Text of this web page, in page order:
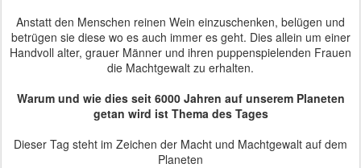
Anstatt den Menschen reinen Wein einzuschenken, belügen und
betrügen sie diese wo es auch immer es geht. Dies allein um einer
Handvoll alter, grauer Männer und ihren puppenspielenden Frauen
die Machtgewalt zu erhalten.
Warum und wie dies seit 6000 Jahren auf unserem Planeten
getan wird ist Thema des Tages
Dieser Tag steht im Zeichen der Macht und Machtgewalt auf dem
Planeten